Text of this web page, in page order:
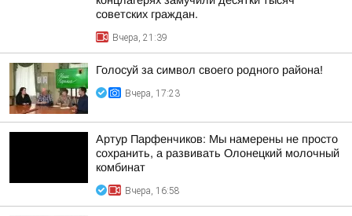
советских граждан.
Вчера, 21:39
Голосуй за символ своего родного района!
Вчера, 17:23
Артур Парфенчиков: Мы намерены не просто
сохранить, а развивать Олонецкий молочный
комбинат
Вчера, 16:58